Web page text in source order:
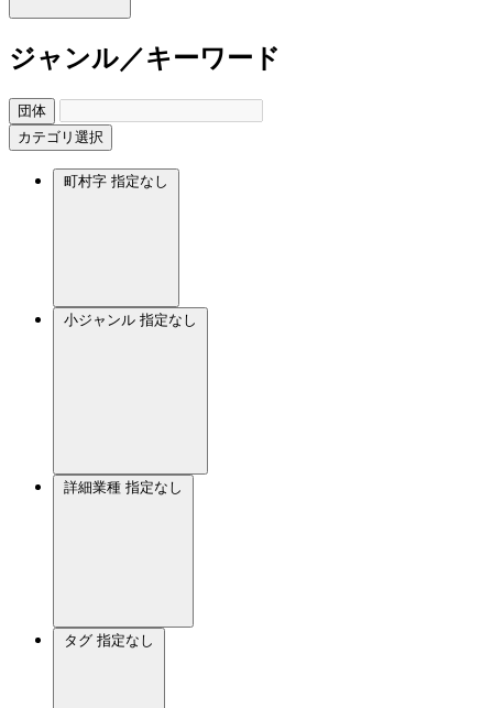
ジャンル／キーワード
団体
カテゴリ選択
町村字 指定なし
小ジャンル 指定なし
詳細業種 指定なし
タグ 指定なし